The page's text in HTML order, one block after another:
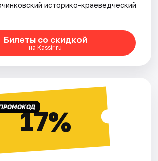
историко-краеведческий
Билеты со скидкой
на Kassir.ru
17%